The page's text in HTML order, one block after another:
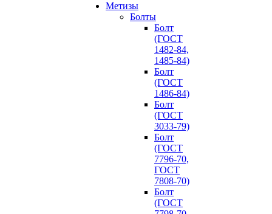
Метизы
Болты
Болт
(ГОСТ
1482-84,
1485-84)
Болт
(ГОСТ
1486-84)
Болт
(ГОСТ
3033-79)
Болт
(ГОСТ
7796-70,
ГОСТ
7808-70)
Болт
(ГОСТ